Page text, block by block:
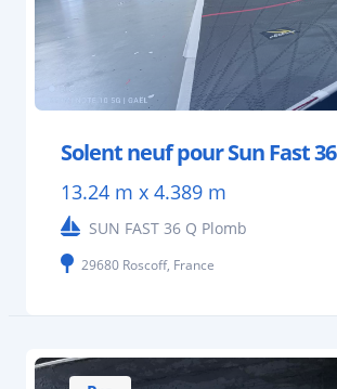
Solent neuf pour Sun Fast 36
13.24 m x 4.389 m
SUN FAST 36 Q Plomb
29680 Roscoff, France